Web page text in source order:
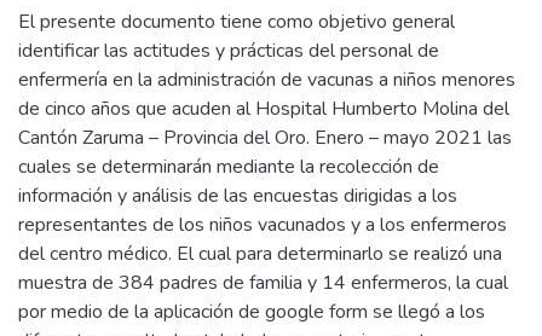
El presente documento tiene como objetivo general
identificar las actitudes y prácticas del personal de
enfermería en la administración de vacunas a niños menores
de cinco años que acuden al Hospital Humberto Molina del
Cantón Zaruma – Provincia del Oro. Enero – mayo 2021 las
cuales se determinarán mediante la recolección de
información y análisis de las encuestas dirigidas a los
representantes de los niños vacunados y a los enfermeros
del centro médico. El cual para determinarlo se realizó una
muestra de 384 padres de familia y 14 enfermeros, la cual
por medio de la aplicación de google form se llegó a los